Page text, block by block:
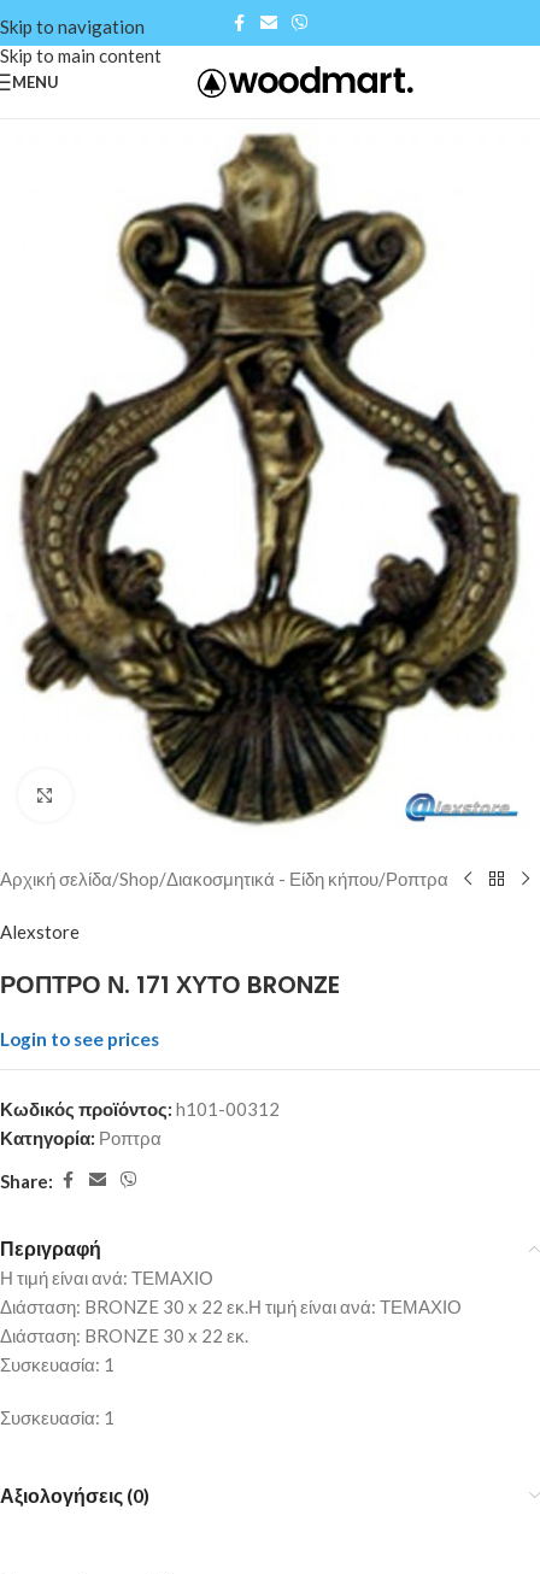
Skip to navigation
Skip to main content
MENU
Click to enlarge
Αρχική σελίδα/Shop/Διακοσμητικά - Είδη κήπου/Ροπτρα
Alexstore
ΡΟΠΤΡΟ Ν. 171 ΧΥΤΟ BRONZE
Login to see prices
Κωδικός προϊόντος: h101-00312
Κατηγορία: Ροπτρα
Share:
Περιγραφή
Η τιμή είναι ανά: ΤΕΜΑΧΙΟ
Διάσταση: BRONZE 30 x 22 εκ.Η τιμή είναι ανά: ΤΕΜΑΧΙΟ
Διάσταση: BRONZE 30 x 22 εκ.
Συσκευασία: 1
Συσκευασία: 1
Αξιολογήσεις (0)